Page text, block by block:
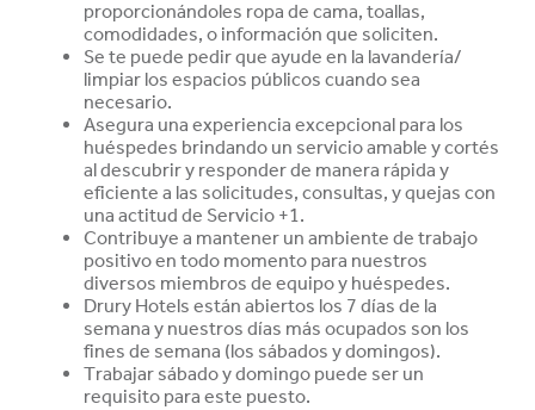
proporcionándoles ropa de cama, toallas,
comodidades, o información que soliciten.
Se te puede pedir que ayude en la lavandería/
limpiar los espacios públicos cuando sea
necesario.
Asegura una experiencia excepcional para los
huéspedes brindando un servicio amable y cortés
al descubrir y responder de manera rápida y
eficiente a las solicitudes, consultas, y quejas con
una actitud de Servicio +1.
Contribuye a mantener un ambiente de trabajo
positivo en todo momento para nuestros
diversos miembros de equipo y huéspedes.
Drury Hotels están abiertos los 7 días de la
semana y nuestros días más ocupados son los
fines de semana (los sábados y domingos).
Trabajar sábado y domingo puede ser un
requisito para este puesto.